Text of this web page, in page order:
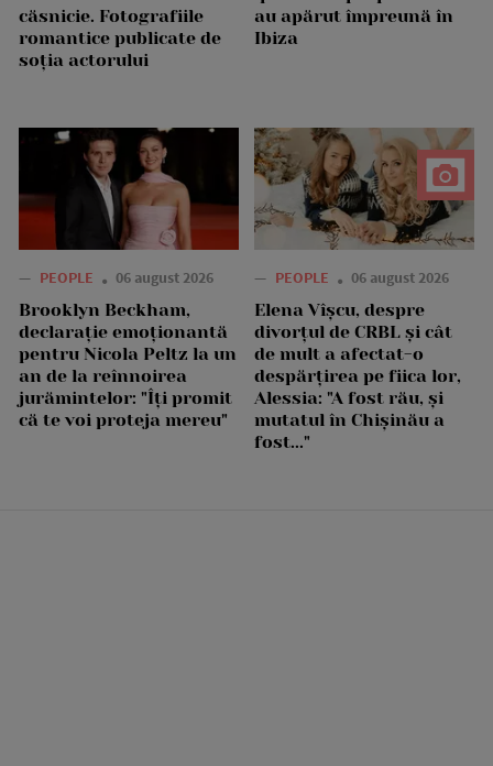
căsnicie. Fotografiile
romantice publicate de
soția actorului
au apărut împreună în
Ibiza
— PEOPLE 06 august 2026
Brooklyn Beckham,
declarație emoționantă
pentru Nicola Peltz la un
an de la reînnoirea
jurămintelor: "Îți promit
că te voi proteja mereu"
— PEOPLE 06 august 2026
Elena Vîșcu, despre
divorțul de CRBL și cât
de mult a afectat-o
despărțirea pe fiica lor,
Alessia: "A fost rău, și
mutatul în Chișinău a
fost..."